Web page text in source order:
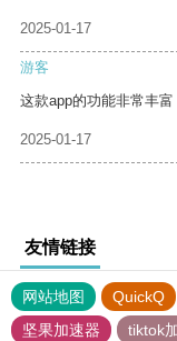
2025-01-17
游客
这款app的功能非常丰富
2025-01-17
友情链接
网站地图 QuickQ
坚果加速器
tiktok